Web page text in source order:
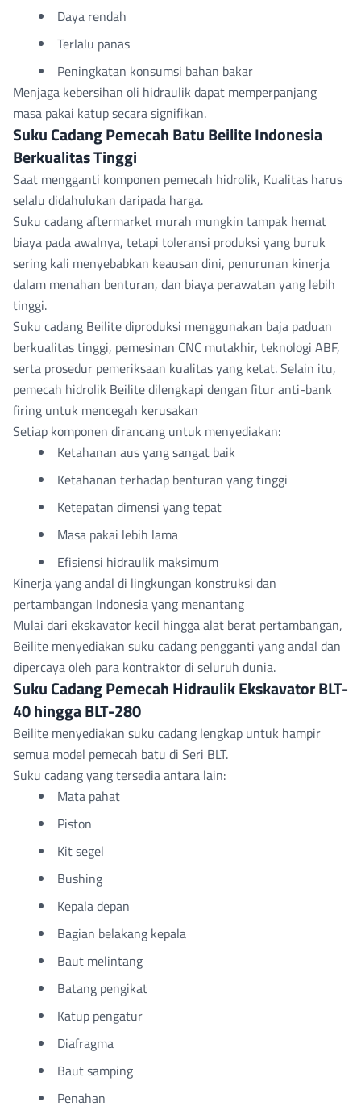
Daya rendah
Terlalu panas
Peningkatan konsumsi bahan bakar
Menjaga kebersihan oli hidraulik dapat memperpanjang
masa pakai katup secara signifikan.
Suku Cadang Pemecah Batu Beilite Indonesia
Berkualitas Tinggi
Saat mengganti komponen pemecah hidrolik, Kualitas harus
selalu didahulukan daripada harga.
Suku cadang aftermarket murah mungkin tampak hemat
biaya pada awalnya, tetapi toleransi produksi yang buruk
sering kali menyebabkan keausan dini, penurunan kinerja
dalam menahan benturan, dan biaya perawatan yang lebih
tinggi.
Suku cadang Beilite diproduksi menggunakan baja paduan
berkualitas tinggi, pemesinan CNC mutakhir, teknologi ABF,
serta prosedur pemeriksaan kualitas yang ketat. Selain itu,
pemecah hidrolik Beilite dilengkapi dengan fitur anti-bank
firing untuk mencegah kerusakan
Setiap komponen dirancang untuk menyediakan:
Ketahanan aus yang sangat baik
Ketahanan terhadap benturan yang tinggi
Ketepatan dimensi yang tepat
Masa pakai lebih lama
Efisiensi hidraulik maksimum
Kinerja yang andal di lingkungan konstruksi dan
pertambangan Indonesia yang menantang
Mulai dari ekskavator kecil hingga alat berat pertambangan,
Beilite menyediakan suku cadang pengganti yang andal dan
dipercaya oleh para kontraktor di seluruh dunia.
Suku Cadang Pemecah Hidraulik Ekskavator BLT-
40 hingga BLT-280
Beilite menyediakan suku cadang lengkap untuk hampir
semua model pemecah batu di Seri BLT.
Suku cadang yang tersedia antara lain:
Mata pahat
Piston
Kit segel
Bushing
Kepala depan
Bagian belakang kepala
Baut melintang
Batang pengikat
Katup pengatur
Diafragma
Baut samping
Penahan